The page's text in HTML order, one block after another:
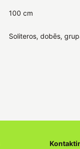
100 cm
Soliteros, dobēs,